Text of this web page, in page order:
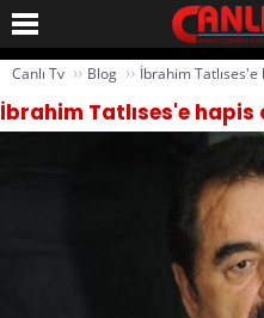
Canlı Tv ›› Blog ›› İbrahim Tatlıses'e
İbrahim Tatlıses'e hapis